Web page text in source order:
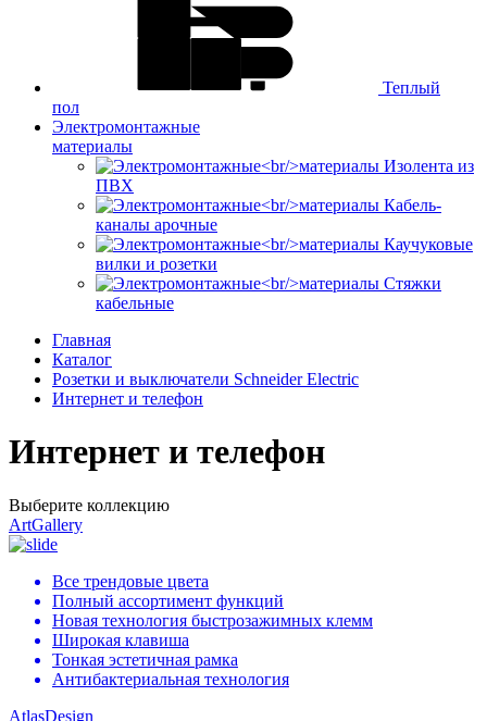
Теплый
пол
Электромонтажные
материалы
Изолента из
ПВХ
Кабель-
каналы арочные
Каучуковые
вилки и розетки
Стяжки
кабельные
Главная
Каталог
Розетки и выключатели Schneider Electric
Интернет и телефон
Интернет и телефон
Выберите коллекцию
ArtGallery
Все трендовые цвета
Полный ассортимент функций
Новая технология быстрозажимных клемм
Широкая клавиша
Тонкая эстетичная рамка
Антибактериальная технология
AtlasDesign